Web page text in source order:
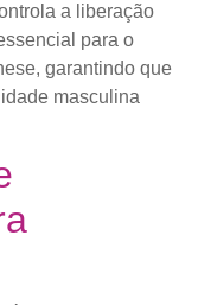
a liberação
para o
garantindo que
masculina